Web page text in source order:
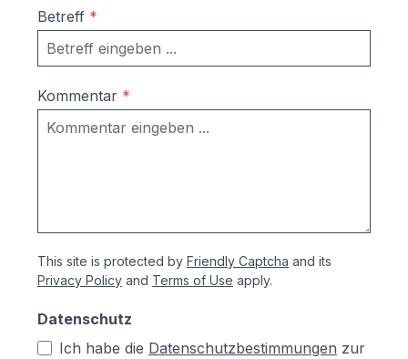
Austuasch im Falle einer Beschädigung
durch Laien möglich
Betreff *
Kommentar *
This site is protected by Friendly Captcha and its
Privacy Policy and Terms of Use apply.
Datenschutz
Ich habe die Datenschutzbestimmungen zur